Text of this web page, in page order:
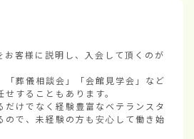
お客様に説明し、入会して頂くのが
「葬儀相談会」「会館見学会」など
することもあります。
だけでなく経験豊富なベテランスタ
ので、未経験の方も安心して働き始